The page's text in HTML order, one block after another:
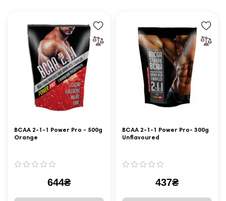
BCAA 2-1-1 Power Pro - 500g
Orange
644₴
BCAA 2-1-1 Power Pro- 300g
Unflavoured
437₴